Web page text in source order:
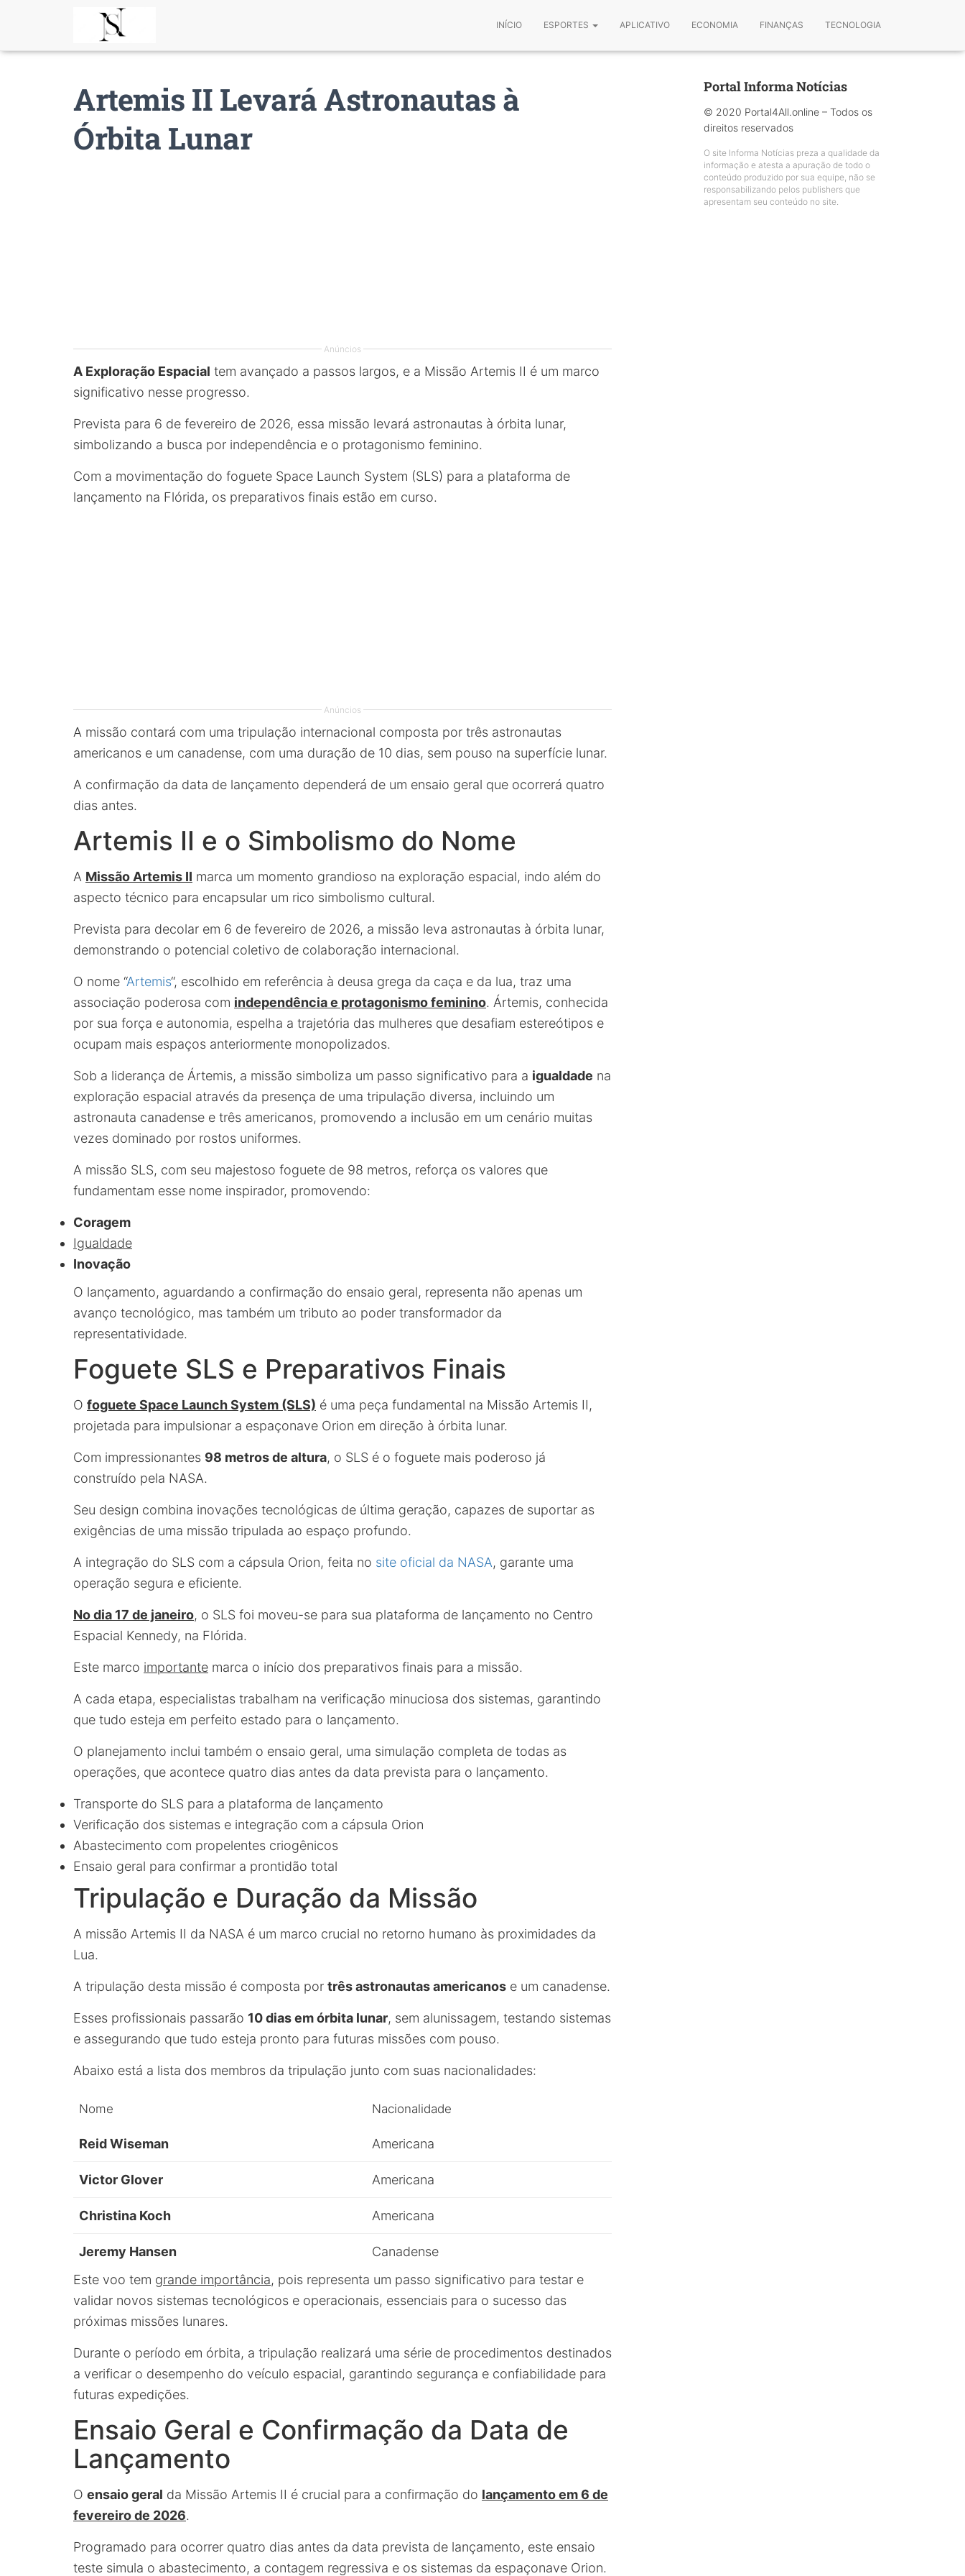
INÍCIO ESPORTES APLICATIVO ECONOMIA FINANÇAS TECNOLOGIA
Artemis II Levará Astronautas à
Órbita Lunar
Anúncios
A Exploração Espacial tem avançado a passos largos, e a Missão Artemis II é um marco
significativo nesse progresso.
Prevista para 6 de fevereiro de 2026, essa missão levará astronautas à órbita lunar,
simbolizando a busca por independência e o protagonismo feminino.
Com a movimentação do foguete Space Launch System (SLS) para a plataforma de
lançamento na Flórida, os preparativos finais estão em curso.
Anúncios
A missão contará com uma tripulação internacional composta por três astronautas
americanos e um canadense, com uma duração de 10 dias, sem pouso na superfície lunar.
A confirmação da data de lançamento dependerá de um ensaio geral que ocorrerá quatro
dias antes.
Artemis II e o Simbolismo do Nome
A Missão Artemis II marca um momento grandioso na exploração espacial, indo além do
aspecto técnico para encapsular um rico simbolismo cultural.
Prevista para decolar em 6 de fevereiro de 2026, a missão leva astronautas à órbita lunar,
demonstrando o potencial coletivo de colaboração internacional.
O nome “Artemis“, escolhido em referência à deusa grega da caça e da lua, traz uma
associação poderosa com independência e protagonismo feminino. Ártemis, conhecida
por sua força e autonomia, espelha a trajetória das mulheres que desafiam estereótipos e
ocupam mais espaços anteriormente monopolizados.
Sob a liderança de Ártemis, a missão simboliza um passo significativo para a igualdade na
exploração espacial através da presença de uma tripulação diversa, incluindo um
astronauta canadense e três americanos, promovendo a inclusão em um cenário muitas
vezes dominado por rostos uniformes.
A missão SLS, com seu majestoso foguete de 98 metros, reforça os valores que
fundamentam esse nome inspirador, promovendo:
Coragem
Igualdade
Inovação
O lançamento, aguardando a confirmação do ensaio geral, representa não apenas um
avanço tecnológico, mas também um tributo ao poder transformador da
representatividade.
Foguete SLS e Preparativos Finais
O foguete Space Launch System (SLS) é uma peça fundamental na Missão Artemis II,
projetada para impulsionar a espaçonave Orion em direção à órbita lunar.
Com impressionantes 98 metros de altura, o SLS é o foguete mais poderoso já
construído pela NASA.
Seu design combina inovações tecnológicas de última geração, capazes de suportar as
exigências de uma missão tripulada ao espaço profundo.
A integração do SLS com a cápsula Orion, feita no site oficial da NASA, garante uma
operação segura e eficiente.
No dia 17 de janeiro, o SLS foi moveu-se para sua plataforma de lançamento no Centro
Espacial Kennedy, na Flórida.
Este marco importante marca o início dos preparativos finais para a missão.
A cada etapa, especialistas trabalham na verificação minuciosa dos sistemas, garantindo
que tudo esteja em perfeito estado para o lançamento.
O planejamento inclui também o ensaio geral, uma simulação completa de todas as
operações, que acontece quatro dias antes da data prevista para o lançamento.
Transporte do SLS para a plataforma de lançamento
Verificação dos sistemas e integração com a cápsula Orion
Abastecimento com propelentes criogênicos
Ensaio geral para confirmar a prontidão total
Tripulação e Duração da Missão
A missão Artemis II da NASA é um marco crucial no retorno humano às proximidades da
Lua.
A tripulação desta missão é composta por três astronautas americanos e um canadense.
Esses profissionais passarão 10 dias em órbita lunar, sem alunissagem, testando sistemas
e assegurando que tudo esteja pronto para futuras missões com pouso.
Abaixo está a lista dos membros da tripulação junto com suas nacionalidades:
Nome Nacionalidade
Reid Wiseman Americana
Victor Glover Americana
Christina Koch Americana
Jeremy Hansen
Canadense
Este voo tem grande importância, pois representa um passo significativo para testar e
validar novos sistemas tecnológicos e operacionais, essenciais para o sucesso das
próximas missões lunares.
Durante o período em órbita, a tripulação realizará uma série de procedimentos destinados
a verificar o desempenho do veículo espacial, garantindo segurança e confiabilidade para
futuras expedições.
Ensaio Geral e Confirmação da Data de
Lançamento
O ensaio geral da Missão Artemis II é crucial para a confirmação do lançamento em 6 de
fevereiro de 2026.
Programado para ocorrer quatro dias antes da data prevista de lançamento, este ensaio
teste simula o abastecimento, a contagem regressiva e os sistemas da espaçonave Orion.
Portal Informa Notícias
© 2020 Portal4All.online – Todos os
direitos reservados
O site Informa Notícias preza a qualidade da
informação e atesta a apuração de todo o
conteúdo produzido por sua equipe, não se
responsabilizando pelos publishers que
apresentam seu conteúdo no site.